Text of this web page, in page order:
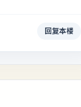
回复本楼